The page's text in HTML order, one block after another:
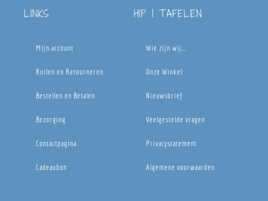
LINKS
Mijn account
Ruilen en Retourneren
Bestellen en Betalen
Bezorging
Contactpagina
Cadeaubon
HIP | TAFELEN
Wie zijn wij…
Onze Winkel
Nieuwsbrief
Veelgestelde vragen
Privacystatement
Algemene voorwaarden